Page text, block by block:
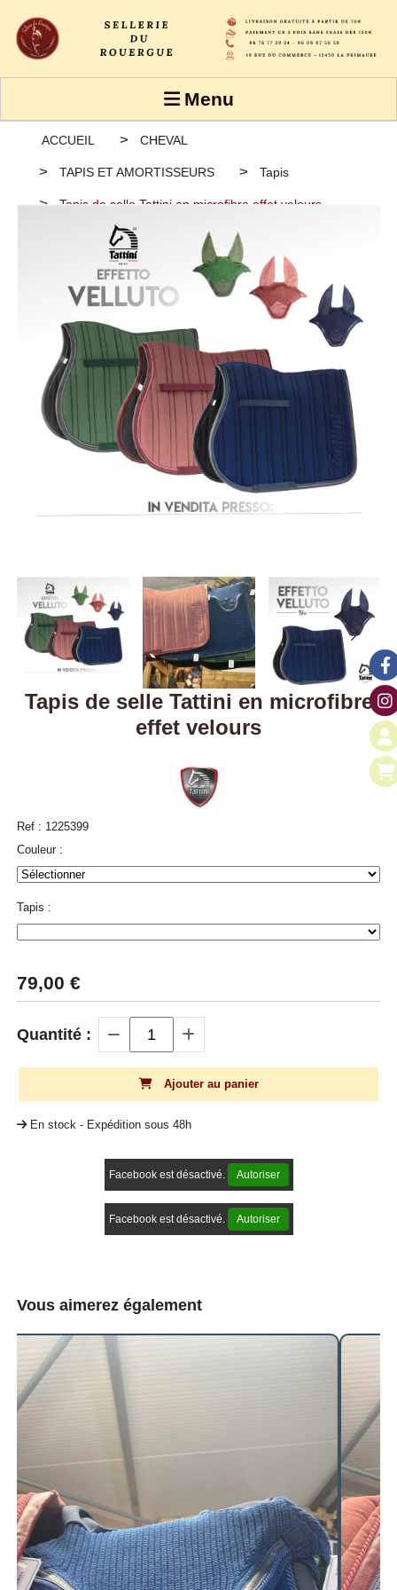
Menu
ACCUEIL CHEVAL
TAPIS ET AMORTISSEURS Tapis
Tapis de selle Tattini en microfibre effet velours
Tapis de selle Tattini en microfibre
effet velours
Ref : 1225399
Couleur :
Tapis :
79,00 €
Quantité :
Ajouter au panier
En stock - Expédition sous 48h
Facebook est désactivé. Autoriser
Facebook est désactivé. Autoriser
Vous aimerez également